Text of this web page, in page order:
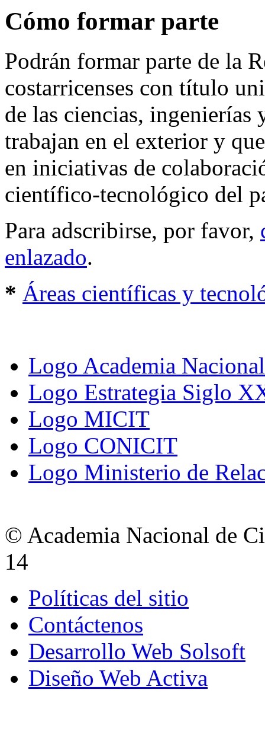
Cómo formar parte
Podrán formar parte de la
costarricenses con título
de las ciencias,
trabajan en el exterior y
en iniciativas de
científico-tecnológico del
Para adscribirse, por favor,
enlazado.
* Áreas científicas y
Logo Academia
Logo Estrategia Siglo
Logo MICIT
Logo CONICIT
Logo Ministerio de
© Academia Nacional de
14
Políticas del sitio
Contáctenos
Desarrollo Web Solsoft
Diseño Web Activa